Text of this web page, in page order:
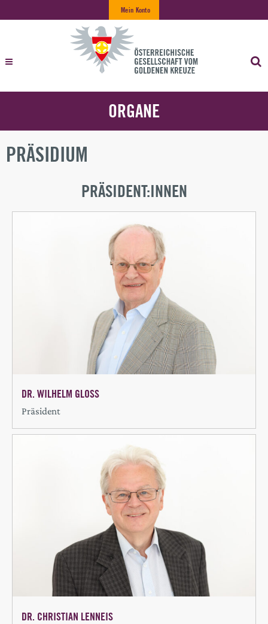
Mein Konto
ORGANE
PRÄSIDIUM
PRÄSIDENT:INNEN
DR. WILHELM GLOSS
Präsident
DR. CHRISTIAN LENNEIS